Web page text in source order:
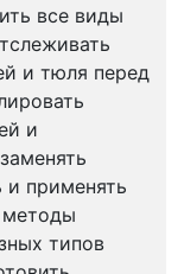
все виды
и тюля перед
и
и применять
типов